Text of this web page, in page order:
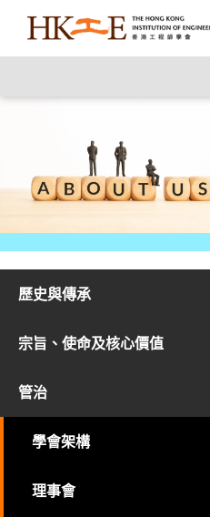
歷史與傳承
宗旨、使命及核心價值
管治
學會架構
理事會